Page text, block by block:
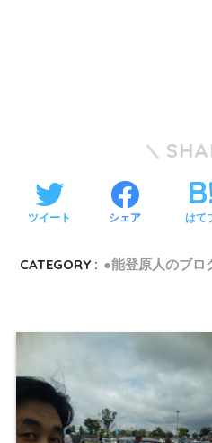
ツイート シェア はて
CATEGORY : ●能登原人のブ